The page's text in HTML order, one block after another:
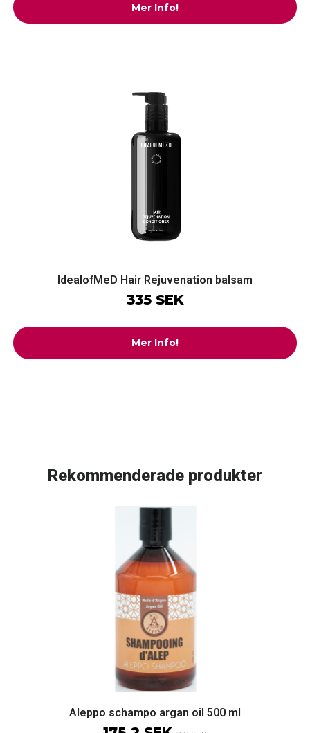
Mer Info!
IdealofMeD Hair Rejuvenation balsam
335 SEK
Mer Info!
Rekommenderade produkter
Aleppo schampo argan oil 500 ml